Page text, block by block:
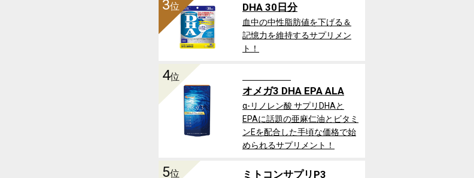
3位 DHA 30日分
血中の中性脂肪値を下げる＆
記憶力を維持するサプリメン
ト！
4位
オメガ3 DHA EPA ALA
α-リノレン酸 サプリDHAと
EPAに話題の亜麻仁油とビタミ
ンEを配合した手頃な価格で始
められるサプリメント！
5位 ミトコンサプリP3